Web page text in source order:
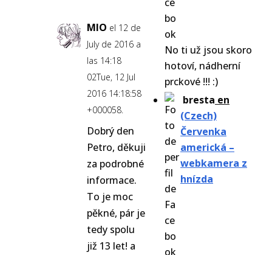
No ti už jsou skoro
hotoví, nádherní
prckové !!! :)
bresta en
(Czech)
Červenka
americká –
webkamera z
hnízda
MIO el 12 de
July de 2016 a
las 14:18
02Tue, 12 Jul
2016 14:18:58
+000058.
Dobrý den
Petro, děkuji
za podrobné
informace.
To je moc
pěkné, pár je
tedy spolu
již 13 let! a